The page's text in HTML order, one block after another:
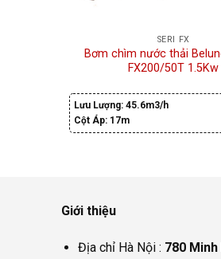
SERI FX
Bơm chìm nước thải
FX200/50T 1.5Kw
Lưu Lượng:45.6m3/h
Cột Áp: 17m
Giới thiệu
Địa chỉ Hà Nội : 780